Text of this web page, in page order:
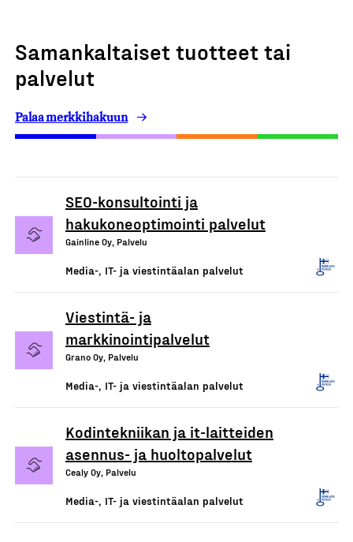
Samankaltaiset tuotteet tai
palvelut
Palaa merkkihakuun
SEO-konsultointi ja
hakukoneoptimointi palvelut
Gainline Oy, Palvelu
Media-, IT- ja viestintäalan palvelut
Viestintä- ja
markkinointipalvelut
Grano Oy, Palvelu
Media-, IT- ja viestintäalan palvelut
Kodintekniikan ja it-laitteiden
asennus- ja huoltopalvelut
Cealy Oy, Palvelu
Media-, IT- ja viestintäalan palvelut